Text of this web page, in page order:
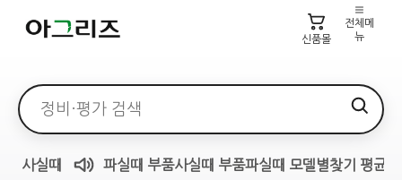
신품몰
전체메
뉴
검색어
사실때
매물무료듣기
파실때 부품사실때 부품파실때 모델별찾기 평균